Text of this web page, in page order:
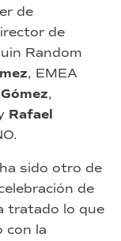
de
de
Random
, EMEA
,
Rafael
sido otro de
de
tratado lo que
con la